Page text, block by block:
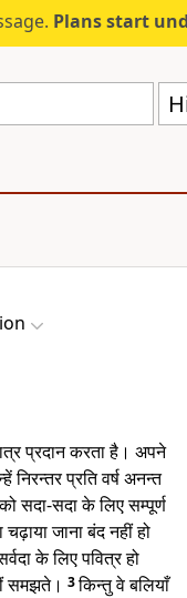
Plans start
प्रदान करता है। अपने
निरन्तर प्रति वर्ष अनन्त
सदा-सदा के लिए सम्पूर्ण
चढ़ाया जाना बंद नहीं हो
के लिए पवित्र हो
समझते। 3किन्तु वे बलियाँ